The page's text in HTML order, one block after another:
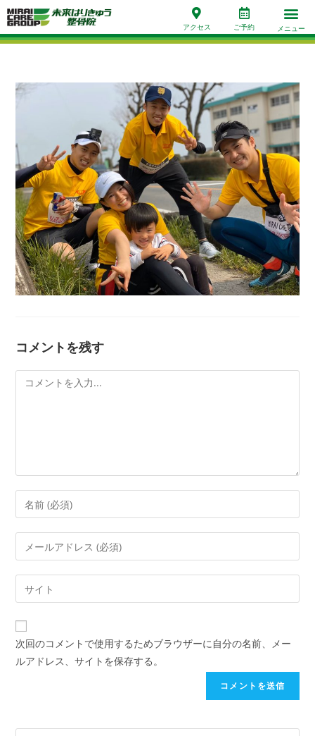
アクセス ご予約 メニュー
コメントを残す
次回のコメントで使用するためブラウザーに自分の名前、メー
ルアドレス、サイトを保存する。